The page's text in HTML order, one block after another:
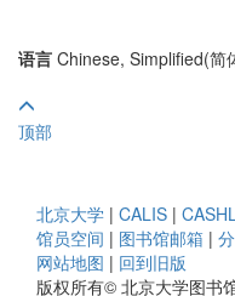
语言 Chinese, Simplified(简
顶部
北京大学 | CALIS |
馆员空间 | 图书馆邮箱 |
网站地图 | 回到旧版
版权所有© 北京大学图书